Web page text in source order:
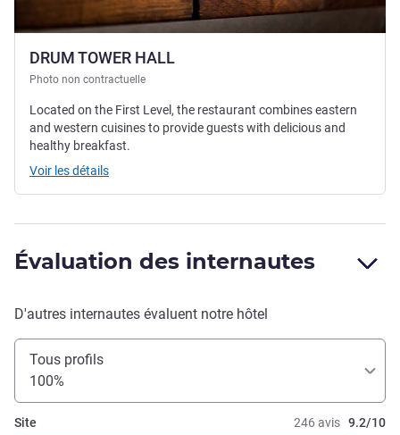
DRUM TOWER HALL
Photo non contractuelle
Located on the First Level, the restaurant combines eastern
and western cuisines to provide guests with delicious and
healthy breakfast.
Voir les détails
Évaluation des internautes
D'autres internautes évaluent notre hôtel
Tous profils
100%
246 avis 9.2/10
Site